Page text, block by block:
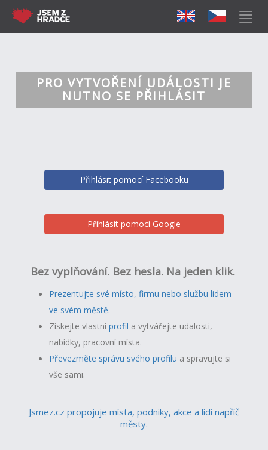
PRO VYTVOŘENÍ UDÁLOSTI JE
NUTNO SE PŘIHLÁSIT
Přihlásit pomocí Facebooku
Přihlásit pomocí Google
Bez vyplňování. Bez hesla. Na jeden klik.
Prezentujte své místo, firmu nebo službu lidem
ve svém městě.
Získejte vlastníprofil a vytvářejte udalosti,
nabídky, pracovní místa.
Převezměte správu svého profilu a spravujte si
vše sami.
Jsmez.cz propojuje místa, podniky, akce a lidi napříč
městy.